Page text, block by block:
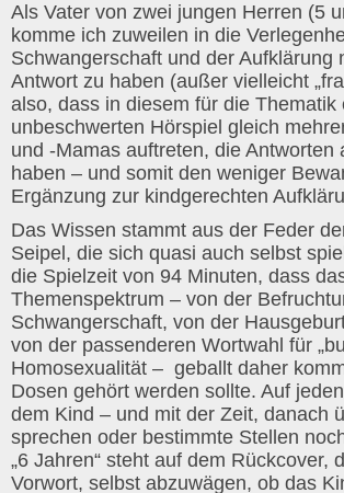
Als Vater von zwei jungen Herren (5
komme ich zuweilen in die
Schwangerschaft und der Aufklärung
Antwort zu haben (außer vielleicht
also, dass in diesem für die Thematik
unbeschwerten Hörspiel gleich
und -Mamas auftreten, die Antworten
haben – und somit den weniger
Ergänzung zur kindgerechten
Das Wissen stammt aus der Feder
Seipel, die sich quasi auch selbst
die Spielzeit von 94 Minuten, dass
Themenspektrum – von der
Schwangerschaft, von der
von der passenderen Wortwahl für
Homosexualität – geballt daher
Dosen gehört werden sollte. Auf
dem Kind – und mit der Zeit, danach
sprechen oder bestimmte Stellen
„6 Jahren“ steht auf dem Rückcover,
Vorwort, selbst abzuwägen, ob das